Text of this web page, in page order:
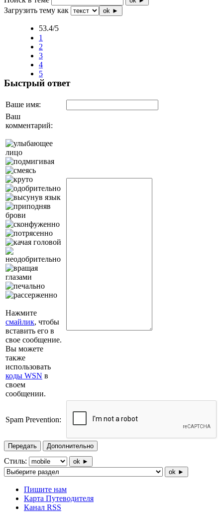
Загрузить тему как ok ►
53.4/5
1
2
3
4
5
Быстрый ответ
Ваше имя:
Ваш
комментарий:
Нажмите
смайлик, чтобы
вставить его в
свое сообщение.
Вы можете
также
использовать
коды WSN в
своем
сообщении.
Spam Prevention:
Передать Дополнительно
Стиль:
ok ►
ok ►
Пишите нам
Карта Путеводителя
Канал RSS